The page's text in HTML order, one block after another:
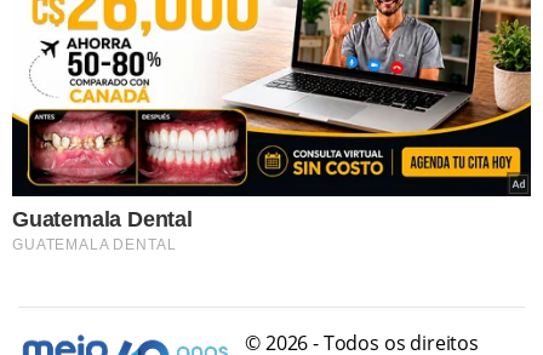
© 2026 - Todos os direitos